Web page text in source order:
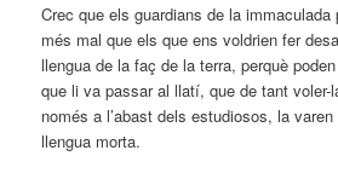
Crec que els guardians de la
més mal que els que ens voldrien fer
llengua de la faç de la terra, perquè
que li va passar al llatí, que de tant voler-
només a l’abast dels estudiosos, la
llengua morta.